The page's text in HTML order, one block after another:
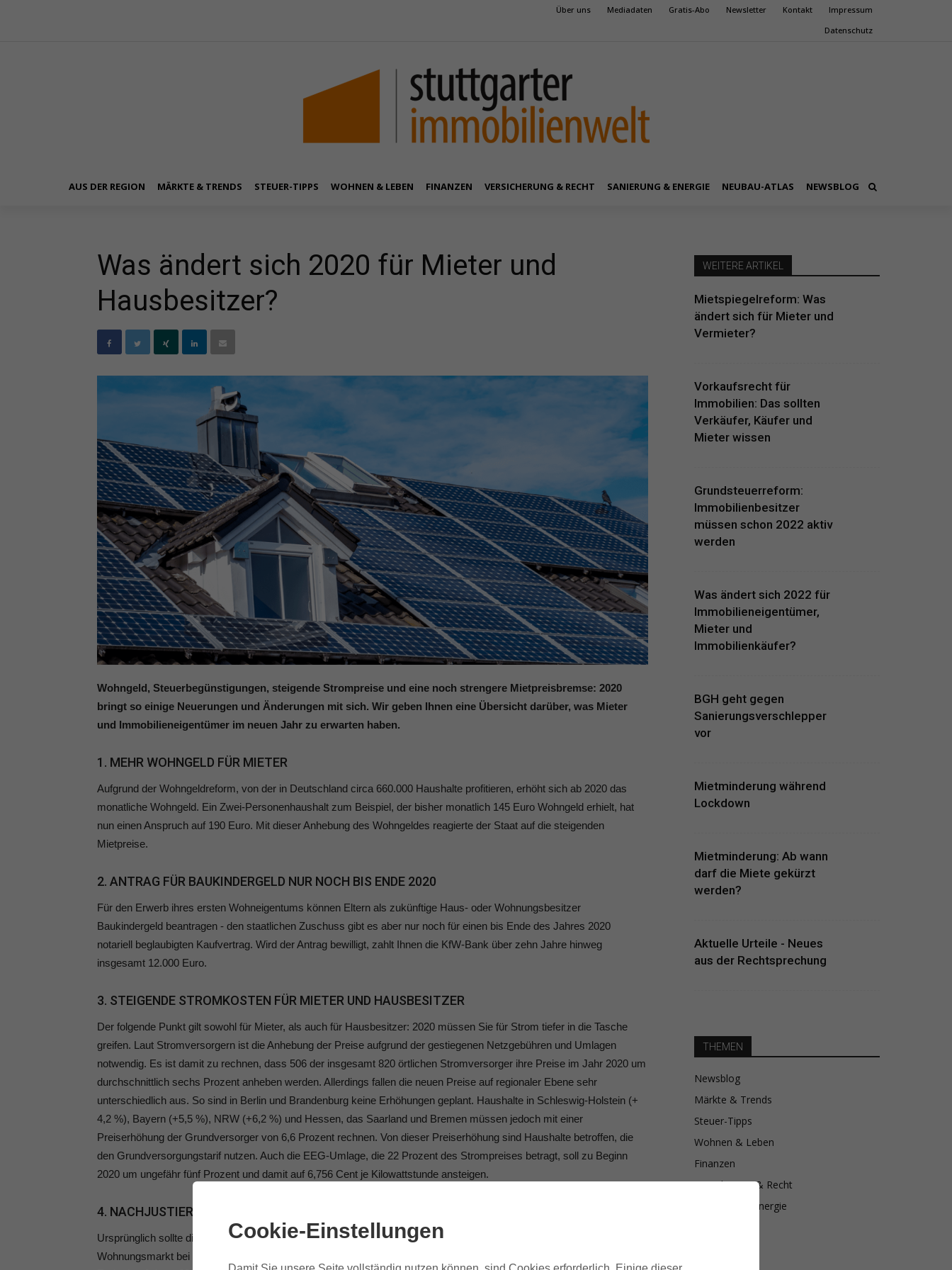
Über uns Mediadaten Gratis-Abo Newsletter Kontakt
Impressum
Datenschutz
AUS DER REGION MÄRKTE & TRENDS STEUER-TIPPS WOHNEN & LEBEN FINANZEN VERSICHERUNG & RECHT SANIERUNG & ENERGIE NEUBAU-ATLAS NEWSBLOG
Was ändert sich 2020 für Mieter und
Hausbesitzer?
Wohngeld, Steuerbegünstigungen, steigende Strompreise und eine noch strengere Mietpreisbremse: 2020
bringt so einige Neuerungen und Änderungen mit sich. Wir geben Ihnen eine Übersicht darüber, was Mieter
und Immobilieneigentümer im neuen Jahr zu erwarten haben.
1. MEHR WOHNGELD FÜR MIETER
Aufgrund der Wohngeldreform, von der in Deutschland circa 660.000 Haushalte profitieren, erhöht sich ab 2020 das
monatliche Wohngeld. Ein Zwei-Personenhaushalt zum Beispiel, der bisher monatlich 145 Euro Wohngeld erhielt, hat
nun einen Anspruch auf 190 Euro. Mit dieser Anhebung des Wohngeldes reagierte der Staat auf die steigenden
Mietpreise.
2. ANTRAG FÜR BAUKINDERGELD NUR NOCH BIS ENDE 2020
Für den Erwerb ihres ersten Wohneigentums können Eltern als zukünftige Haus- oder Wohnungsbesitzer
Baukindergeld beantragen - den staatlichen Zuschuss gibt es aber nur noch für einen bis Ende des Jahres 2020
notariell beglaubigten Kaufvertrag. Wird der Antrag bewilligt, zahlt Ihnen die KfW-Bank über zehn Jahre hinweg
insgesamt 12.000 Euro.
3. STEIGENDE STROMKOSTEN FÜR MIETER UND HAUSBESITZER
Der folgende Punkt gilt sowohl für Mieter, als auch für Hausbesitzer: 2020 müssen Sie für Strom tiefer in die Tasche
greifen. Laut Stromversorgern ist die Anhebung der Preise aufgrund der gestiegenen Netzgebühren und Umlagen
notwendig. Es ist damit zu rechnen, dass 506 der insgesamt 820 örtlichen Stromversorger ihre Preise im Jahr 2020 um
durchschnittlich sechs Prozent anheben werden. Allerdings fallen die neuen Preise auf regionaler Ebene sehr
unterschiedlich aus. So sind in Berlin und Brandenburg keine Erhöhungen geplant. Haushalte in Schleswig-Holstein (+
4,2 %), Bayern (+5,5 %), NRW (+6,2 %) und Hessen, das Saarland und Bremen müssen jedoch mit einer
Preiserhöhung der Grundversorger von 6,6 Prozent rechnen. Von dieser Preiserhöhung sind Haushalte betroffen, die
den Grundversorgungstarif nutzen. Auch die EEG-Umlage, die 22 Prozent des Strompreises betragt, soll zu Beginn
2020 um ungefähr fünf Prozent und damit auf 6,756 Cent je Kilowattstunde ansteigen.
4. NACHJUSTIERTE MIETPREISBREMSE 2020
Ursprünglich sollte die sogenannte Mietpreisbremse, durch die die Mieten in Gebieten mit angespanntem
Wohnungsmarkt bei Neuvermietung nicht mehr als zehn Prozent über der ortsüblichen Vergleichsmiete liegen dürfen,
WEITERE ARTIKEL
Mietspiegelreform: Was
ändert sich für Mieter und
Vermieter?
Vorkaufsrecht für
Immobilien: Das sollten
Verkäufer, Käufer und
Mieter wissen
Grundsteuerreform:
Immobilienbesitzer
müssen schon 2022 aktiv
werden
Was ändert sich 2022 für
Immobilieneigentümer,
Mieter und
Immobilienkäufer?
BGH geht gegen
Sanierungsverschlepper
vor
Mietminderung während
Lockdown
Mietminderung: Ab wann
darf die Miete gekürzt
werden?
Aktuelle Urteile - Neues
aus der Rechtsprechung
THEMEN
Newsblog
Märkte & Trends
Steuer-Tipps
Wohnen & Leben
Finanzen
Versicherung & Recht
Sanierung & Energie
Cookie-Einstellungen